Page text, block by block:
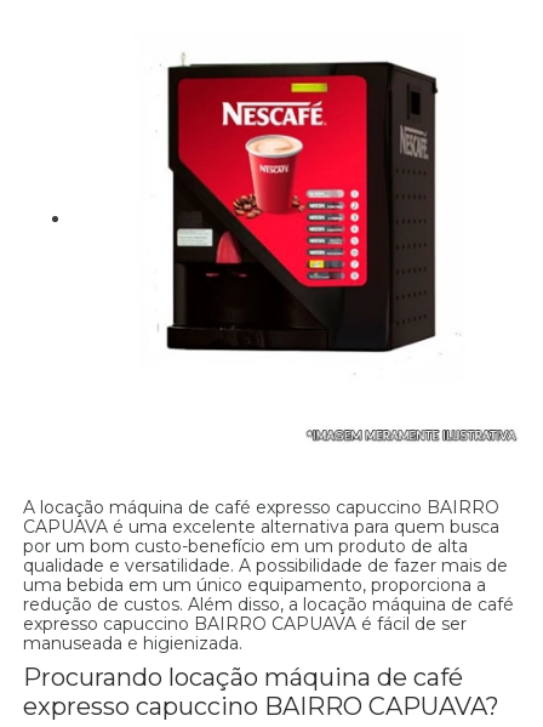
A locação máquina de café expresso capuccino BAIRRO
CAPUAVA é uma excelente alternativa para quem busca
por um bom custo-benefício em um produto de alta
qualidade e versatilidade. A possibilidade de fazer mais de
uma bebida em um único equipamento, proporciona a
redução de custos. Além disso, a locação máquina de café
expresso capuccino BAIRRO CAPUAVA é fácil de ser
manuseada e higienizada.
Procurando locação máquina de café
expresso capuccino BAIRRO CAPUAVA?